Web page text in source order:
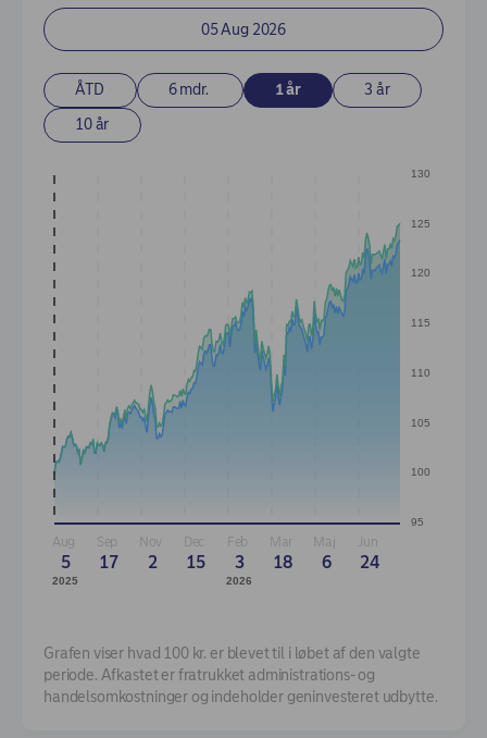
ÅTD 6 mdr. 1 år
3 år
10 år
130
125
120
115
110
105
100
95
Aug
5
2025
Sep
17
Nov
2
Dec
15
Feb
3
2026
Mar
18
Maj
6
Jun
24
Grafen viser hvad 100 kr. er blevet til i løbet af den valgte
periode. Afkastet er fratrukket administrations- og
handelsomkostninger og indeholder geninvesteret udbytte.